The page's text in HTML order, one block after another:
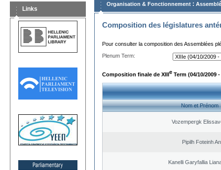
Links
Organisation & Fonctionnement :
Composition des législatures
Pour consulter la composition des Assemblées
Plenum Term:
Composition finale de XIIIe Term (04/10/2009 -
Nom et Prénom
Vozempergk
Pipilh Foteinh
Kanelli Garyfallia